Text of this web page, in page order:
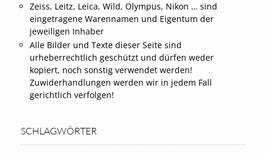
Zeiss, Leitz, Leica, Wild, Olympus, Nikon … sind
eingetragene Warennamen und Eigentum der
jeweiligen Inhaber
Alle Bilder und Texte dieser Seite sind
urheberrechtlich geschützt und dürfen weder
kopiert, noch sonstig verwendet werden!
Zuwiderhandlungen werden wir in jedem Fall
gerichtlich verfolgen!
SCHLAGWÖRTER